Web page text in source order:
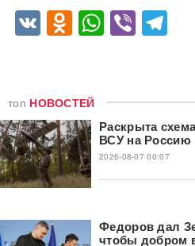
VK Viber
топ НОВОСТЕЙ
Раскрыта
ВСУ на Россию
2026-08-07 00:07
Федоров дал
чтобы добром